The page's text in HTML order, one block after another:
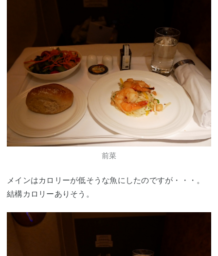
前菜
メインはカロリーが低そうな魚にしたのですが・・・。
結構カロリーありそう。